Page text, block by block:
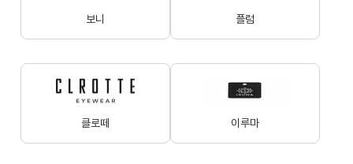
보니 플럼
클로떼 이루마